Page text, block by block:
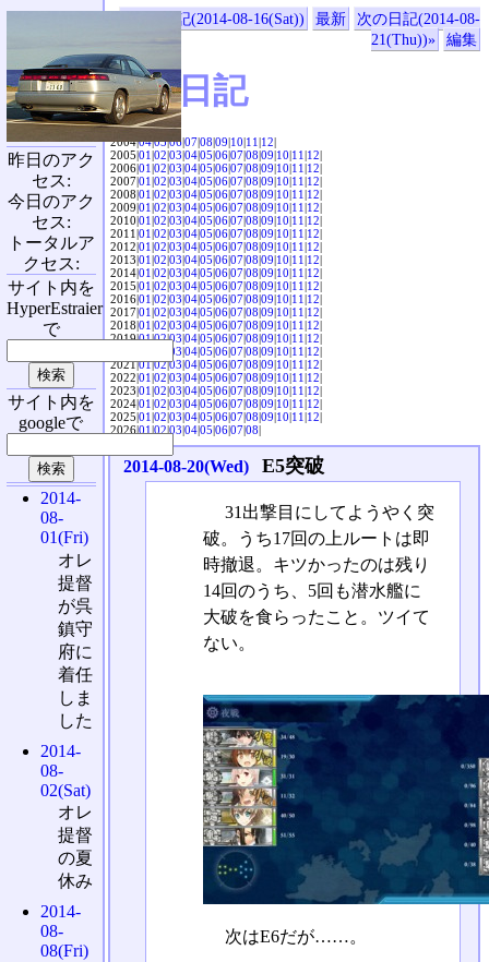
«前の日記(2014-08-16(Sat)) 最新
次の日記(2014-08-
21(Thu))»
編集
SVX日記
2004|04|05|06|07|08|09|10|11|12|
2005|01|02|03|04|05|06|07|08|09|10|11|12|
2006|01|02|03|04|05|06|07|08|09|10|11|12|
2007|01|02|03|04|05|06|07|08|09|10|11|12|
2008|01|02|03|04|05|06|07|08|09|10|11|12|
2009|01|02|03|04|05|06|07|08|09|10|11|12|
2010|01|02|03|04|05|06|07|08|09|10|11|12|
2011|01|02|03|04|05|06|07|08|09|10|11|12|
2012|01|02|03|04|05|06|07|08|09|10|11|12|
2013|01|02|03|04|05|06|07|08|09|10|11|12|
2014|01|02|03|04|05|06|07|08|09|10|11|12|
2015|01|02|03|04|05|06|07|08|09|10|11|12|
2016|01|02|03|04|05|06|07|08|09|10|11|12|
2017|01|02|03|04|05|06|07|08|09|10|11|12|
2018|01|02|03|04|05|06|07|08|09|10|11|12|
2019|01|02|03|04|05|06|07|08|09|10|11|12|
03|04|05|06|07|08|09|10|11|12|
2021|01|02|03|04|05|06|07|08|09|10|11|12|
2022|01|02|03|04|05|06|07|08|09|10|11|12|
2023|01|02|03|04|05|06|07|08|09|10|11|12|
2024|01|02|03|04|05|06|07|08|09|10|11|12|
2025|01|02|03|04|05|06|07|08|09|10|11|12|
2026|01|02|03|04|05|06|07|08|
2014-08-20(Wed) E5突破
31出撃目にしてようやく突
破。うち17回の上ルートは即
時撤退。キツかったのは残り
14回のうち、5回も潜水艦に
大破を食らったこと。ツイて
ない。
次はE6だが……。
昨日のアク
セス:
今日のアク
セス:
トータルア
クセス:
サイト内を
HyperEstraier
で
サイト内を
googleで
2014-
08-
01(Fri)
オレ
提督
が呉
鎮守
府に
着任
しま
した
2014-
08-
02(Sat)
オレ
提督
の夏
休み
2014-
08-
08(Fri)